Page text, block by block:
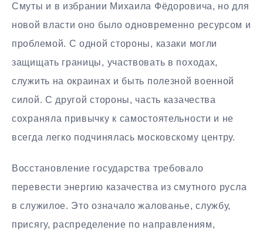
Смуты и в избрании Михаила Фёдоровича, но для
новой власти оно было одновременно ресурсом и
проблемой. С одной стороны, казаки могли
защищать границы, участвовать в походах,
служить на окраинах и быть полезной военной
силой. С другой стороны, часть казачества
сохраняла привычку к самостоятельности и не
всегда легко подчинялась московскому центру.
Восстановление государства требовало
перевести энергию казачества из смутного русла
в служилое. Это означало жалованье, службу,
присягу, распределение по направлениям,